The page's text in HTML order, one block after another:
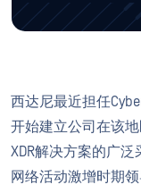
西达尼最近担任
开始建立公司在该
XDR解决方案的广
网络活动激增时期